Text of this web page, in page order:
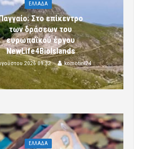
ΕΛΛΑΔΑ
Στο επίκεντρο
των δράσεων του
ευρωπαϊκού έργου
NewLife4BioIslands
2026 09:32 komotini24
ΕΛΛΑΔΑ